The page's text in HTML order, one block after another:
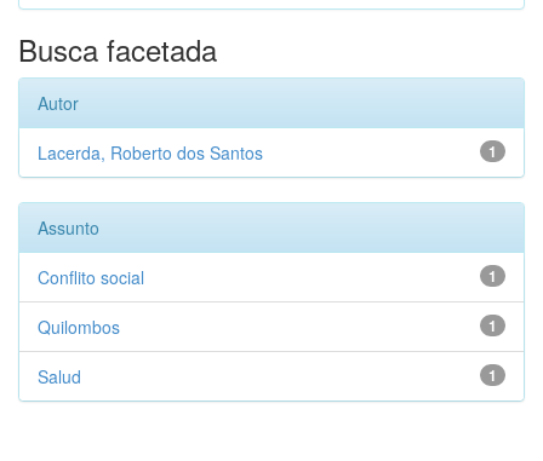
Busca facetada
Autor
1
Lacerda, Roberto dos Santos
Assunto
1
Conflito social
1
Quilombos
1
Salud